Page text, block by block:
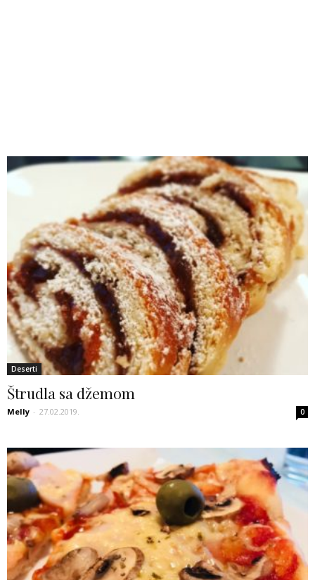
Deserti
Štrudla sa džemom
Melly - 27.02.2019. 0